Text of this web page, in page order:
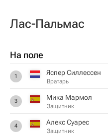
Лас-Пальмас
На поле
1 Яспер Силлессен
Вратарь
3 Мика Мармол
Защитник
4 Алекс Суарес
Защитник